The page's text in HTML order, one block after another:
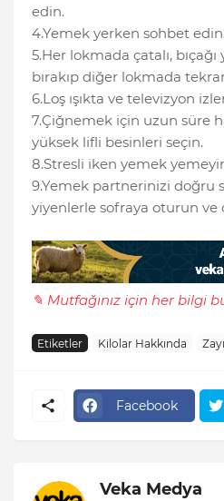
edin.
4.Yemek yerken sohbet
5.Her lokmada çatalı, bıçağı
bırakıp diğer lokmada
6.Loş ışıkta ve televizyon
7.Çiğnemek için uzun süre
yüksek lifli besinleri seçin.
8.Stresli iken yemek
9.Yemek partnerinizi doğru
yiyenlerle sofraya oturun ve
✎ Mutfağınız için her bilgi
Etiketler Kilolar Hakkında
Facebook
Veka Medya